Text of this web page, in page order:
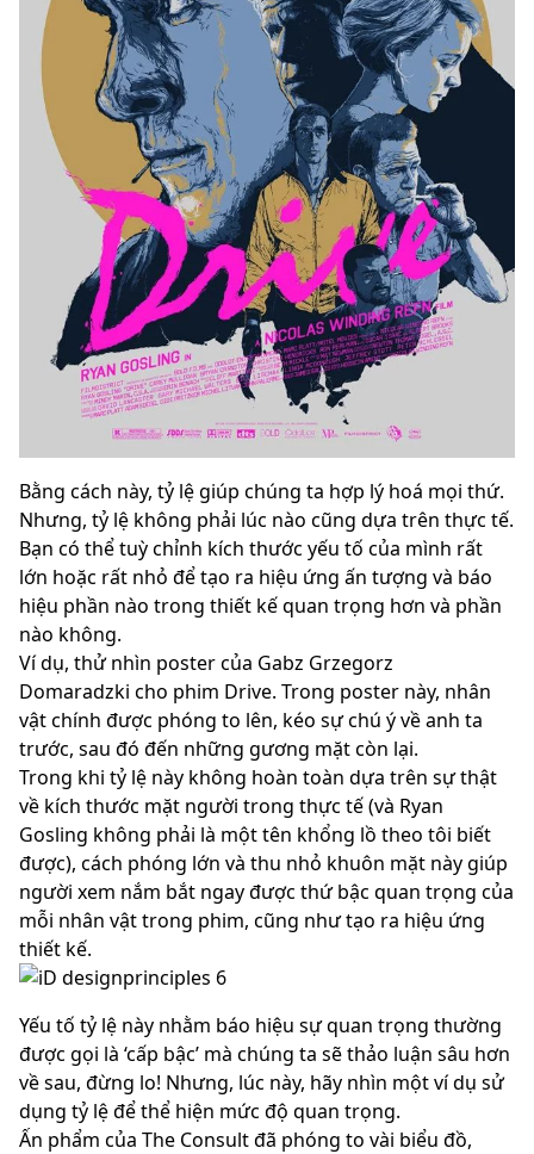
Bằng cách này, tỷ lệ giúp chúng ta hợp lý hoá mọi thứ.
Nhưng, tỷ lệ không phải lúc nào cũng dựa trên thực tế.
Bạn có thể tuỳ chỉnh kích thước yếu tố của mình rất
lớn hoặc rất nhỏ để tạo ra hiệu ứng ấn tượng và báo
hiệu phần nào trong thiết kế quan trọng hơn và phần
nào không.
Ví dụ, thử nhìn poster của Gabz Grzegorz
Domaradzki cho phim Drive. Trong poster này, nhân
vật chính được phóng to lên, kéo sự chú ý về anh ta
trước, sau đó đến những gương mặt còn lại.
Trong khi tỷ lệ này không hoàn toàn dựa trên sự thật
về kích thước mặt người trong thực tế (và Ryan
Gosling không phải là một tên khổng lồ theo tôi biết
được), cách phóng lớn và thu nhỏ khuôn mặt này giúp
người xem nắm bắt ngay được thứ bậc quan trọng của
mỗi nhân vật trong phim, cũng như tạo ra hiệu ứng
thiết kế.
Yếu tố tỷ lệ này nhằm báo hiệu sự quan trọng thường
được gọi là ‘cấp bậc’ mà chúng ta sẽ thảo luận sâu hơn
về sau, đừng lo! Nhưng, lúc này, hãy nhìn một ví dụ sử
dụng tỷ lệ để thể hiện mức độ quan trọng.
Ấn phẩm của The Consult đã phóng to vài biểu đồ,